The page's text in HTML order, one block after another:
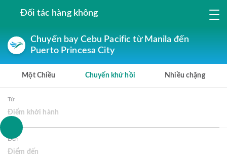
Đối tác hàng không
Chuyến bay Cebu Pacific từ Manila đến
Puerto Princesa City
Một Chiều Chuyến khứ hồi Nhiều chặng
Từ
Điểm khởi hành
Đến
Điểm đến